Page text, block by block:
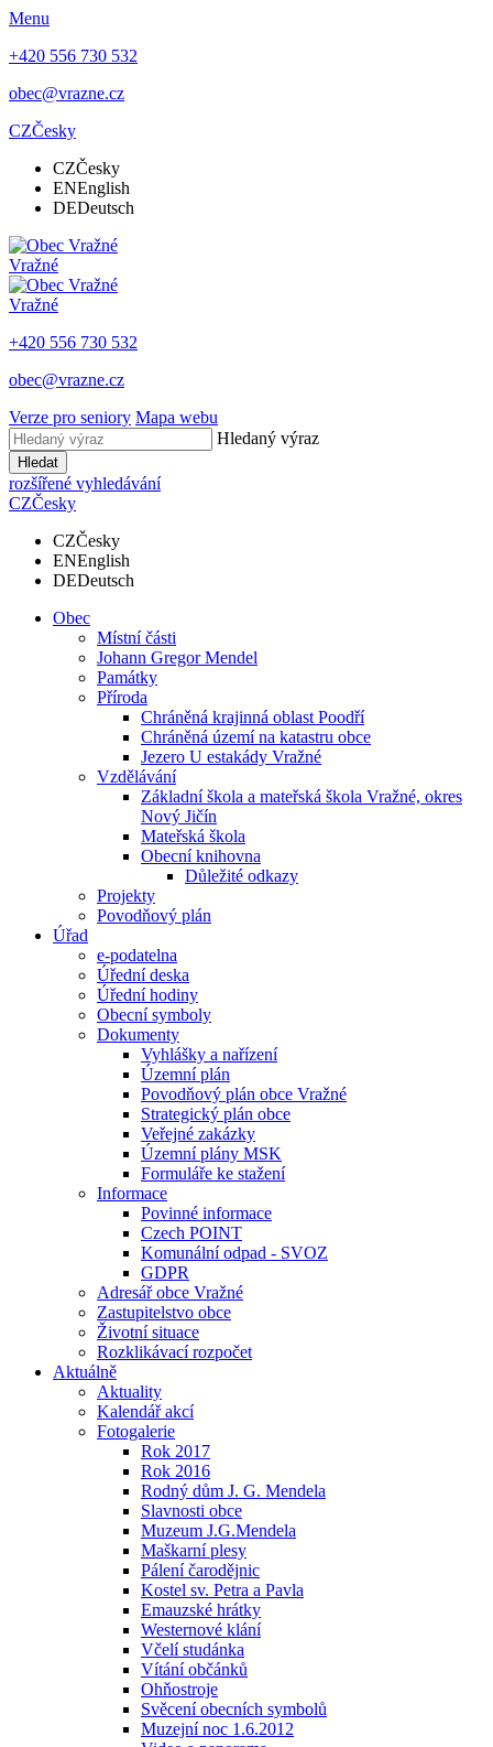
Menu
+420 556 730 532
obec@vrazne.cz
CZČesky
CZČesky
ENEnglish
DEDeutsch
Vražné
Vražné
+420 556 730 532
obec@vrazne.cz
Verze pro seniory Mapa webu
Hledaný výraz
Hledat
rozšířené vyhledávání
CZČesky
CZČesky
ENEnglish
DEDeutsch
Obec
Místní části
Johann Gregor Mendel
Památky
Příroda
Chráněná krajinná oblast Poodří
Chráněná území na katastru obce
Jezero U estakády Vražné
Vzdělávání
Základní škola a mateřská škola Vražné, okres
Nový Jičín
Mateřská škola
Obecní knihovna
Důležité odkazy
Projekty
Povodňový plán
Úřad
e-podatelna
Úřední deska
Úřední hodiny
Obecní symboly
Dokumenty
Vyhlášky a nařízení
Územní plán
Povodňový plán obce Vražné
Strategický plán obce
Veřejné zakázky
Územní plány MSK
Formuláře ke stažení
Informace
Povinné informace
Czech POINT
Komunální odpad - SVOZ
GDPR
Adresář obce Vražné
Zastupitelstvo obce
Životní situace
Rozklikávací rozpočet
Aktuálně
Aktuality
Kalendář akcí
Fotogalerie
Rok 2017
Rok 2016
Rodný dům J. G. Mendela
Slavnosti obce
Muzeum J.G.Mendela
Maškarní plesy
Pálení čarodějnic
Kostel sv. Petra a Pavla
Emauzské hrátky
Westernové klání
Včelí studánka
Vítání občánků
Ohňostroje
Svěcení obecních symbolů
Muzejní noc 1.6.2012